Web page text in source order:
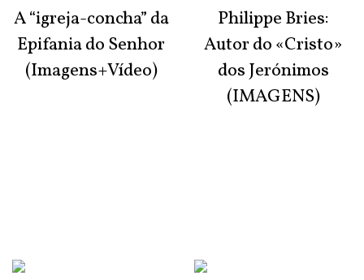
A “igreja-concha” da
Epifania do Senhor
(Imagens+Vídeo)
Philippe Bries:
Autor do «Cristo»
dos Jerónimos
(IMAGENS)